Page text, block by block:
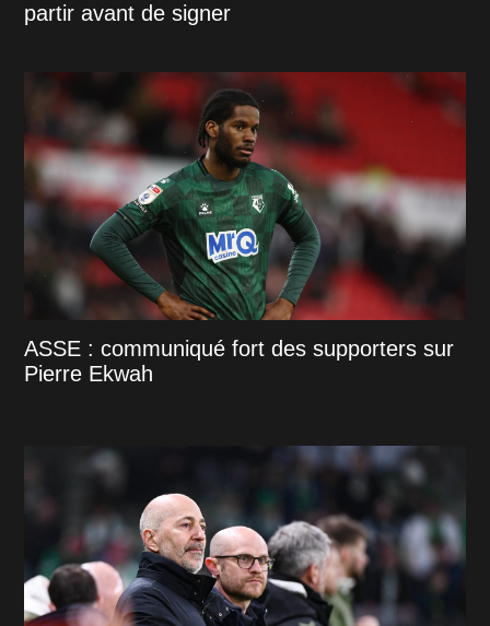
partir avant de signer
ASSE : communiqué fort des supporters sur
Pierre Ekwah